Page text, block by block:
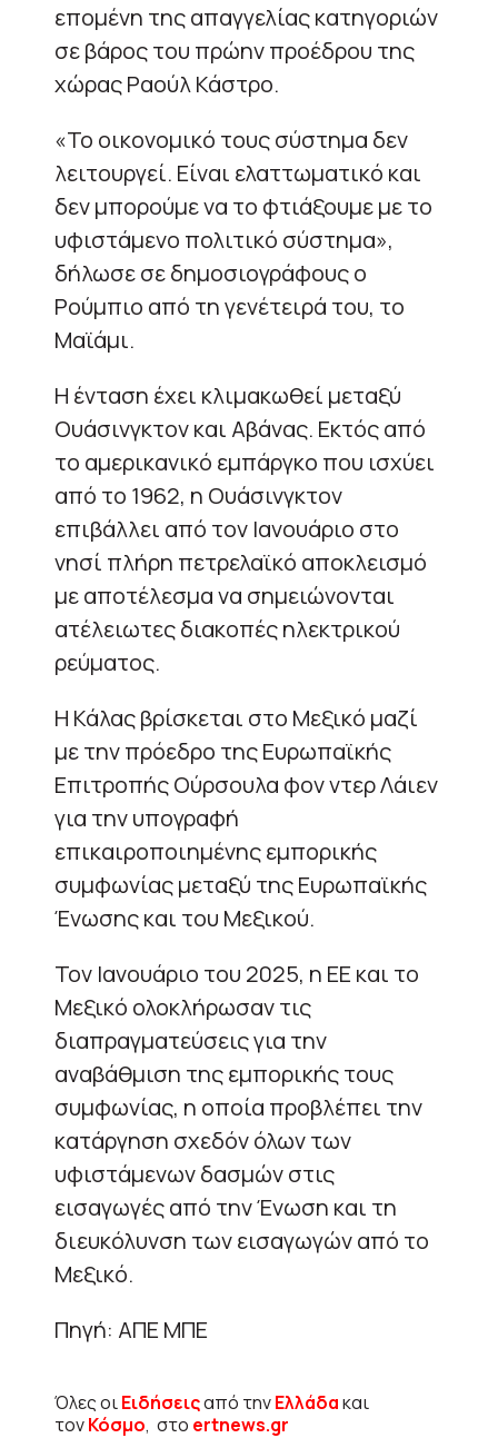
επομένη της απαγγελίας κατηγοριών
σε βάρος του πρώην προέδρου της
χώρας Ραούλ Κάστρο.
«Το οικονομικό τους σύστημα δεν
λειτουργεί. Είναι ελαττωματικό και
δεν μπορούμε να το φτιάξουμε με το
υφιστάμενο πολιτικό σύστημα»,
δήλωσε σε δημοσιογράφους ο
Ρούμπιο από τη γενέτειρά του, το
Μαϊάμι.
Η ένταση έχει κλιμακωθεί μεταξύ
Ουάσινγκτον και Αβάνας. Εκτός από
το αμερικανικό εμπάργκο που ισχύει
από το 1962, η Ουάσινγκτον
επιβάλλει από τον Ιανουάριο στο
νησί πλήρη πετρελαϊκό αποκλεισμό
με αποτέλεσμα να σημειώνονται
ατέλειωτες διακοπές ηλεκτρικού
ρεύματος.
Η Κάλας βρίσκεται στο Μεξικό μαζί
με την πρόεδρο της Ευρωπαϊκής
Επιτροπής Ούρσουλα φον ντερ Λάιεν
για την υπογραφή
επικαιροποιημένης εμπορικής
συμφωνίας μεταξύ της Ευρωπαϊκής
Ένωσης και του Μεξικού.
Τον Ιανουάριο του 2025, η ΕΕ και το
Μεξικό ολοκλήρωσαν τις
διαπραγματεύσεις για την
αναβάθμιση της εμπορικής τους
συμφωνίας, η οποία προβλέπει την
κατάργηση σχεδόν όλων των
υφιστάμενων δασμών στις
εισαγωγές από την Ένωση και τη
διευκόλυνση των εισαγωγών από το
Μεξικό.
Πηγή: ΑΠΕ ΜΠΕ
Όλες οιΕιδήσειςαπό τηνΕλλάδακαι
τονΚόσμο, στο ertnews.gr